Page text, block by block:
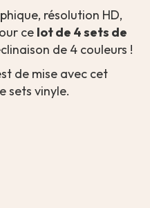
résolution HD,
ce lot de 4 sets de
de 4 couleurs !
de mise avec cet
sets vinyle.